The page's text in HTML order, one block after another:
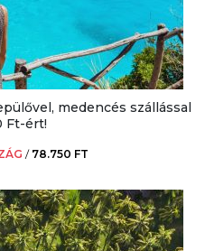
medencés szállással
Ft-ért!
/ 78.750 FT